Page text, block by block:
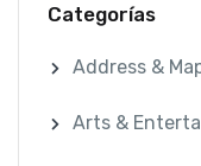
Categorías
Address &
Arts &